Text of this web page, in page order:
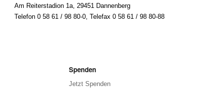
Am Reiterstadion 1a, 29451 Dannenberg
Telefon 0 58 61 / 98 80-0,Telefax 0 58 61 / 98 80-88
Spenden
Jetzt Spenden